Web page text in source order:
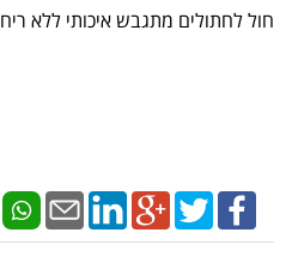
חול לחתולים מתגבש איכותי ללא ריח 15 ק"ג